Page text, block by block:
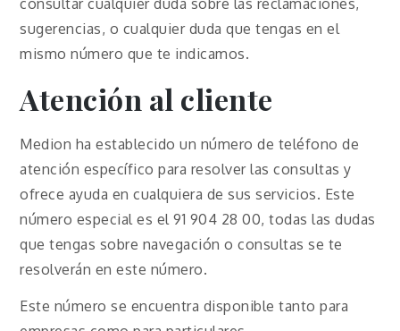
consultar cualquier duda sobre las reclamaciones,
sugerencias, o cualquier duda que tengas en el
mismo número que te indicamos.
Atención al cliente
Medion ha establecido un número de teléfono de
atención específico para resolver las consultas y
ofrece ayuda en cualquiera de sus servicios. Este
número especial es el 91 904 28 00, todas las dudas
que tengas sobre navegación o consultas se te
resolverán en este número.
Este número se encuentra disponible tanto para